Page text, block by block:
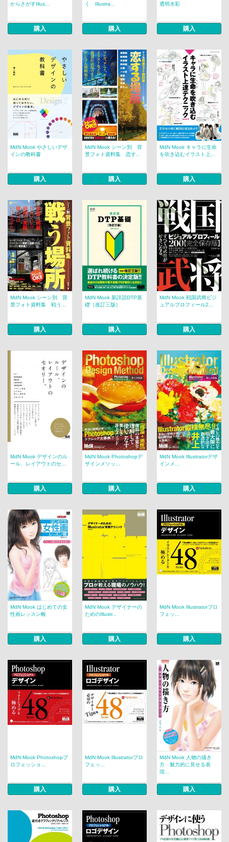
からさがすIllus...
購入
く Illustra...
購入
透明水彩
購入
MdN Mook やさしいデザ
インの教科書
購入
MdN Mook シーン別 背
景フォト資料集 恋す...
購入
MdN Mook キャラに生命
を吹き込むイラスト上...
購入
MdN Mook シーン別 背
景フォト資料集 戦う...
購入
MdN Mook 新詳説DTP基
礎［改訂三版］
購入
MdN Mook 戦国武将ビジ
ュアルプロフィール2...
購入
MdN Mook デザインのル
ール、レイアウトのセ...
購入
MdN Mook Photoshopデ
ザインメソッ...
購入
MdN Mook Illustratorデザ
インメ...
購入
MdN Mook はじめての女
性画レッスン帳
購入
MdN Mook デザイナーの
ためのIllustr...
購入
MdN Mook Illustratorプロ
フェッ...
購入
MdN Mook Photoshopプ
ロフェッショ...
購入
MdN Mook Illustratorプロ
フェッ...
購入
MdN Mook 人物の描き
方 魅力的に見せる表
現...
購入